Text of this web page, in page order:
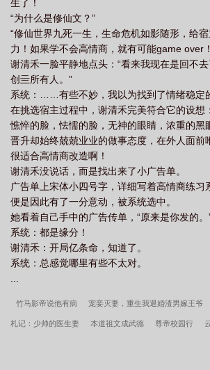
生了！
“为什么是修仙文？”
“修仙世界九死一生，生命危机如影随形，给
力！如果学不会高情商，就有可能game over
谢清禾一脸平静地点头：“看来我现在是回不
创亖所有人。”
系统：……有些不妙，我以为找到了情绪稳定
在挑选宿主过程中，谢清禾完美符合它的设想：
憔悴的脸，怯懦的脸，无神的眼睛，浓重的黑
晋升却始终兢兢业业的做事态度，在外人面
很适合高情商改造啊！
谢清禾没说话，而是找出来了小广告单。
广告单上宋体小四号字，详细写着高情商练习
便是因此有了一分意动，被系统选中。
她看着自己手中的广告传单，“原来是你发的。
系统：都是缘分！
谢清禾：开局亿条命，知道了。
系统：总感觉哪里有些不太对。
竹马影帝说他有病 宠妾灭妻，重生我退婚渣男嫁王爷
札记：少帅的医生妻 本道祖文成武德 尊帝校园行